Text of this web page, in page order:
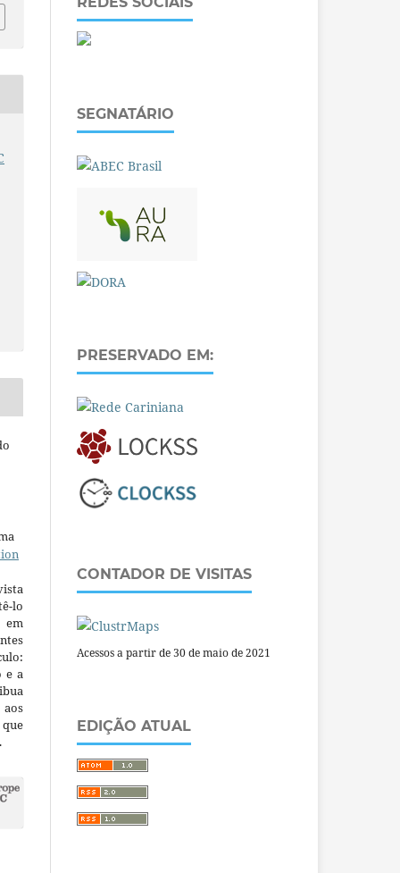
lo
em
e a
SEGNATÁRIO
PRESERVADO EM:
CONTADOR DE VISITAS
Acessos a partir de 30 de maio de 2021
EDIÇÃO ATUAL